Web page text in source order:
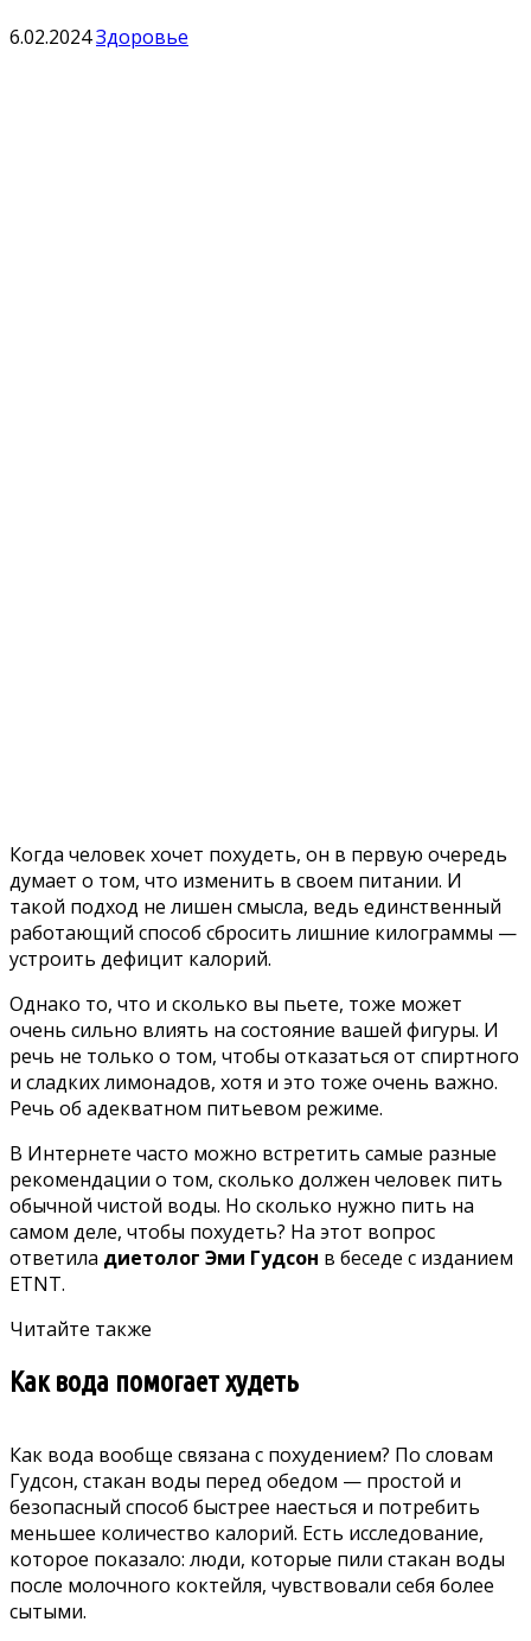
6.02.2024Здоровье
Когда человек хочет похудеть, он в первую очередь
думает о том, что изменить в своем питании. И
такой подход не лишен смысла, ведь единственный
работающий способ сбросить лишние килограммы —
устроить дефицит калорий.
Однако то, что и сколько вы пьете, тоже может
очень сильно влиять на состояние вашей фигуры. И
речь не только о том, чтобы отказаться от спиртного
и сладких лимонадов, хотя и это тоже очень важно.
Речь об адекватном питьевом режиме.
В Интернете часто можно встретить самые разные
рекомендации о том, сколько должен человек пить
обычной чистой воды. Но сколько нужно пить на
самом деле, чтобы похудеть? На этот вопрос
ответила диетолог Эми Гудсон в беседе с изданием
ETNT.
Читайте также
Как вода помогает худеть
Как вода вообще связана с похудением? По словам
Гудсон, стакан воды перед обедом — простой и
безопасный способ быстрее наесться и потребить
меньшее количество калорий. Есть исследование,
которое показало: люди, которые пили стакан воды
после молочного коктейля, чувствовали себя более
сытыми.